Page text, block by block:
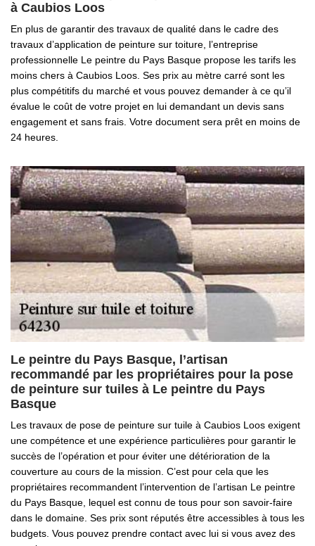
à Caubios Loos
En plus de garantir des travaux de qualité dans le cadre des
travaux d’application de peinture sur toiture, l’entreprise
professionnelle Le peintre du Pays Basque propose les tarifs les
moins chers à Caubios Loos. Ses prix au mètre carré sont les
plus compétitifs du marché et vous pouvez demander à ce qu’il
évalue le coût de votre projet en lui demandant un devis sans
engagement et sans frais. Votre document sera prêt en moins de
24 heures.
Le peintre du Pays Basque, l’artisan
recommandé par les propriétaires pour la pose
de peinture sur tuiles à Le peintre du Pays
Basque
Les travaux de pose de peinture sur tuile à Caubios Loos exigent
une compétence et une expérience particulières pour garantir le
succès de l’opération et pour éviter une détérioration de la
couverture au cours de la mission. C’est pour cela que les
propriétaires recommandent l’intervention de l’artisan Le peintre
du Pays Basque, lequel est connu de tous pour son savoir-faire
dans le domaine. Ses prix sont réputés être accessibles à tous les
budgets. Vous pouvez prendre contact avec lui si vous avez des